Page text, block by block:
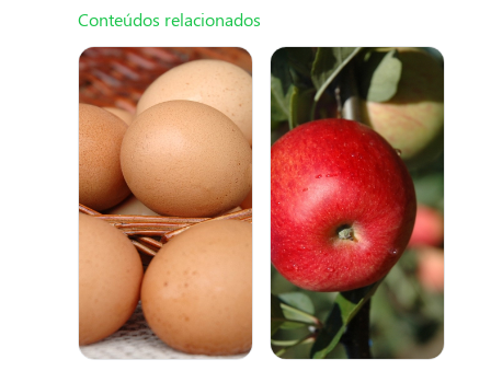
Conteúdos relacionados